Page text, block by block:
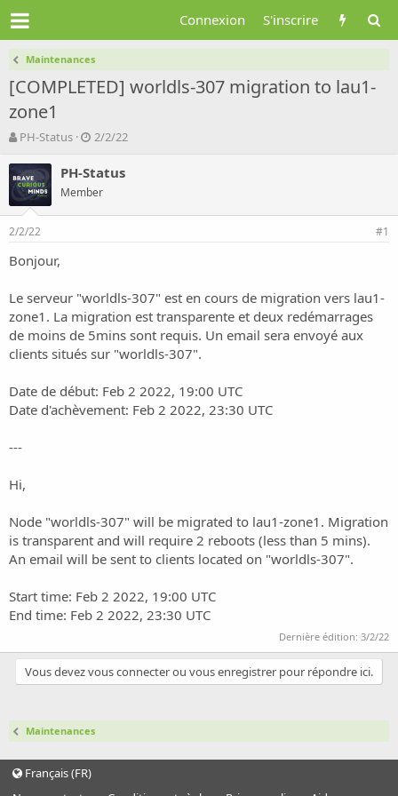
Connexion S'inscrire
Maintenances
[COMPLETED] worldls-307 migration to lau1-
zone1
A
t
e
u
r
d
l
d
i
c
u
s
i
PH-Status
D
t
d
e
t
2/2/22
PH-Status
Member
2/2/22 #1
Bonjour,
Le serveur "worldls-307" est en cours de migration vers lau1-
zone1. La migration est transparente et deux redémarrages
de moins de 5mins sont requis. Un email sera envoyé aux
clients situés sur "worldls-307".
Date de début: Feb 2 2022, 19:00 UTC
Date d'achèvement: Feb 2 2022, 23:30 UTC
---
Hi,
Node "worldls-307" will be migrated to lau1-zone1. Migration
is transparent and will require 2 reboots (less than 5 mins).
An email will be sent to clients located on "worldls-307".
Start time: Feb 2 2022, 19:00 UTC
End time: Feb 2 2022, 23:30 UTC
Dernière édition: 3/2/22
Vous devez vous connecter ou vous enregistrer pour répondre ici.
Maintenances
Français (FR)